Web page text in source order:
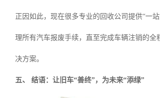
正因如此，现在很多专业的回收公司提供“一
理所有汽车报废手续，直至完成车辆注销的
决方案。
五、 结语：让旧车“善终”，为未来“添绿”